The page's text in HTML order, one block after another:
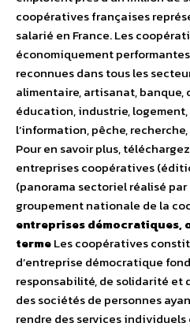
coopératives françaises
salarié en France. Les
économiquement
reconnues dans tous les
alimentaire, artisanat, banque,
éducation, industrie,
l’information, pêche,
Pour en savoir plus,
entreprises coopératives
(panorama sectoriel réalisé par
groupement nationale de la
entreprises démocratiques,
termeLes coopératives
d’entreprise démocratique
responsabilité, de solidarité et
des sociétés de personnes
rendre des services